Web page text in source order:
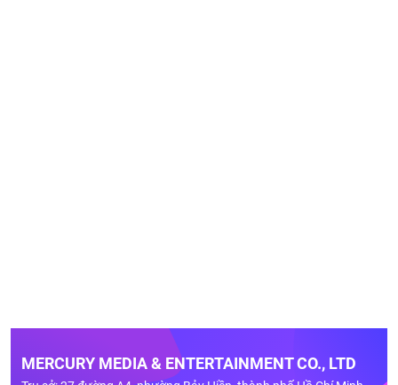
MERCURY MEDIA & ENTERTAINMENT CO., LTD